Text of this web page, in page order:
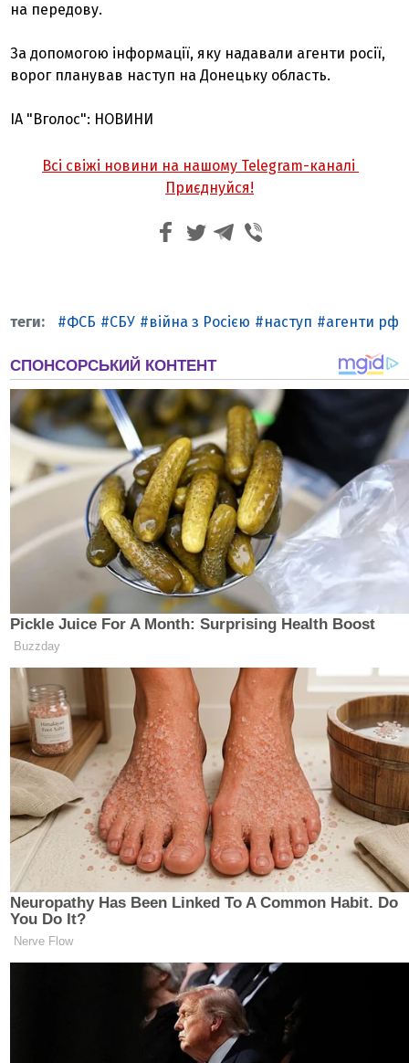
на передову.
За допомогою інформації, яку надавали агенти росії,
ворог планував наступ на Донецьку область.
ІА "Вголос": НОВИНИ
Всі свіжі новини на нашому Telegram-каналі
Приєднуйся!
ФСБ СБУ війна з Росією наступ агенти рф